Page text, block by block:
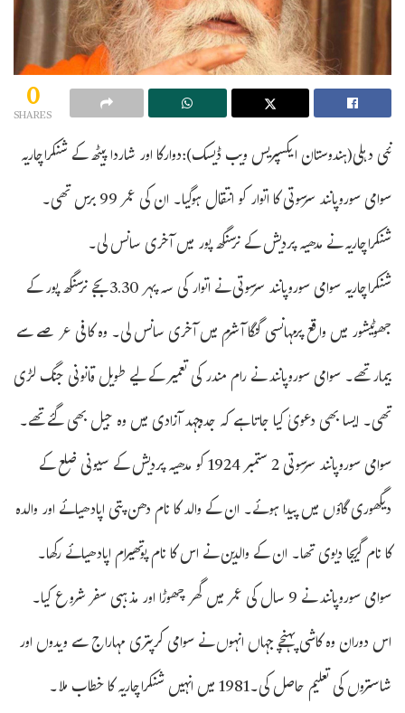
0
SHARES
نئی دہلی(ہندوستان ایکسپریس ویب ڈیسک):دوارکا اور شاردا پیٹھ کے شنکراچاریہ
سوامی سوروپانند سرسوتی کا اتوار کو انتقال ہوگیا۔ ان کی عمر 99 برس تھی۔
شنکراچاریہ نے مدھیہ پردیش کے نرسنگھ پور میں آخری سانس لی۔
شنکراچاریہ سوامی سوروپانند سرسوتی نے اتوار کی سہ پہر 3.30 بجے نرسنگھ پور کے
جھوٹیشور میں واقع پرمہانسی گنگا آشرم میں آخری سانس لی۔ وہ کافی عرصے سے
بیمار تھے۔ سوامی سوروپانند نے رام مندر کی تعمیر کے لیے طویل قانونی جنگ لڑی
تھی۔ ایسا بھی دعویٰ کیا جاتا ہے کہ جدوجہد آزادی میں وہ جیل بھی گئے تھے۔
سوامی سوروپانند سرسوتی 2 ستمبر 1924 کو مدھیہ پردیش کے سیونی ضلع کے
دیگھوری گاؤں میں پیدا ہوئے۔ ان کے والد کا نام دھن پتی اپادھیائے اور والدہ
کا نام گریجا دیوی تھا۔ ان کے والدین نے اس کا نام پوتھیرام اپادھیائے رکھا۔
سوامی سوروپانند نے 9 سال کی عمر میں گھر چھوڑا اور مذہبی سفر شروع کیا۔
اس دوران وہ کاشی پہنچے جہاں انہوں نے سوامی کرپتری مہاراج سے ویدوں اور
شاستروں کی تعلیم حاصل کی۔1981 میں انہیں شنکراچاریہ کا خطاب ملا۔